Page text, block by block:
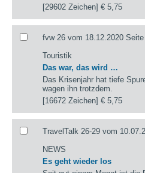
[29602 Zeichen]€ 5,75
fvw 26 vom 18.12.2020
Touristik
Das war, das wird …
Das Krisenjahr hat tiefe
wagen ihn trotzdem.
[16672 Zeichen]€ 5,75
TravelTalk 26-29 vom
NEWS
Es geht wieder los